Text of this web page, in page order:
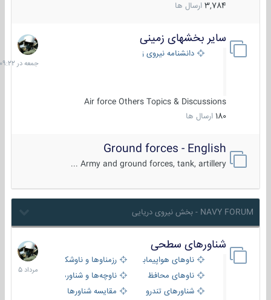
3,784 ارسال ها
سایر بخشهای زمینی
دانشنامه نیروی زمینی
Air force Others Topics & Discussions
180 ارسال ها
جمعه
در
09:22
Ground forces - English
Army and ground forces, tank, artillery ...
NAVY FORUM - بخش نیروی دریایی
شناورهای سطحی
ناوهای هواپیمابر و بالگرد بررزمناوها و ناوشکن‌ها
ناوهای محافظ
ناوچه‌ها و شناورهای گشتی
شناورهای تندرو
مقایسه شناورها
2
مرداد
1405